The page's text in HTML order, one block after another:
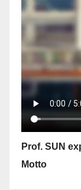
Prof. SUN
Motto